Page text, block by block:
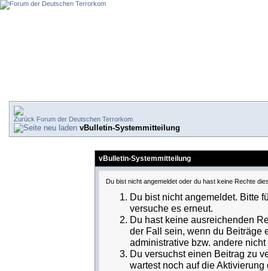
Forum der Deutschen Terrorkom
vBulletin-Systemmitteilung
vBulletin-Systemmitteilung
Du bist nicht angemeldet oder du hast keine Rechte
Du bist nicht angemeldet. Bitte
versuche es erneut.
Du hast keine ausreichenden
der Fall sein, wenn du Beiträge
administrative bzw. andere
Du versuchst einen Beitrag zu
wartest noch auf die